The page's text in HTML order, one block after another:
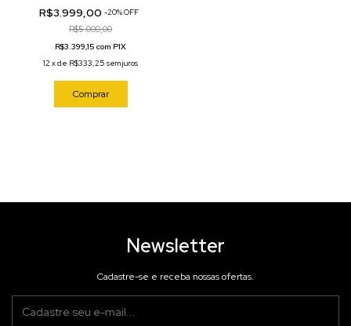
R$3.999,00-20%OFF
R$5.000,00
R$3.399,15 com PIX
12 xde R$333,25 sem juros
Comprar
Newsletter
Cadastre-se e receba nossas ofertas.